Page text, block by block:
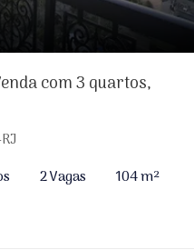
com 3 quartos,
2 Vagas
104 m²